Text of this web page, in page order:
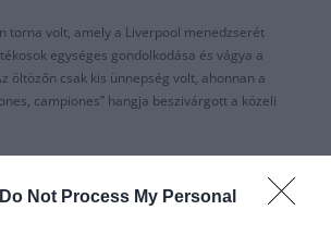
Do Not Process My Personal
torna volt, amely a Liverpool menedzserét
egységes gondolkodása és vágya a
öltözőn csak kis ünnepség volt, ahonnan a
campiones” hangja beszivárgott a közeli
trófeájával, a Boxing Day leicesteri
hogy növeljék az előnyüket